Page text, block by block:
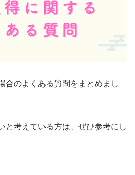
合のよくある質問をまとめまし
と考えている方は、ぜひ参考にし